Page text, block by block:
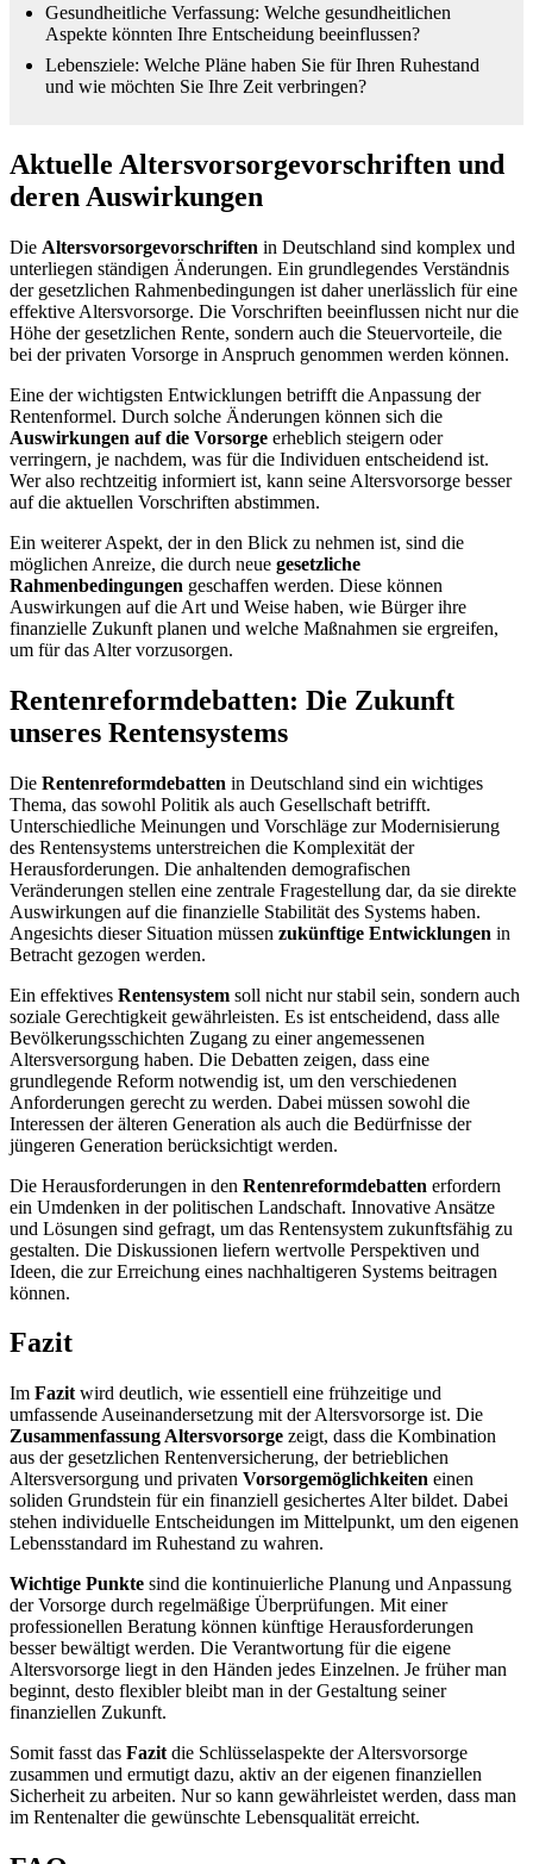
Gesundheitliche Verfassung: Welche gesundheitlichen
Aspekte könnten Ihre Entscheidung beeinflussen?
Lebensziele: Welche Pläne haben Sie für Ihren Ruhestand
und wie möchten Sie Ihre Zeit verbringen?
Aktuelle Altersvorsorgevorschriften und
deren Auswirkungen
Die Altersvorsorgevorschriften in Deutschland sind komplex und
unterliegen ständigen Änderungen. Ein grundlegendes Verständnis
der gesetzlichen Rahmenbedingungen ist daher unerlässlich für eine
effektive Altersvorsorge. Die Vorschriften beeinflussen nicht nur die
Höhe der gesetzlichen Rente, sondern auch die Steuervorteile, die
bei der privaten Vorsorge in Anspruch genommen werden können.
Eine der wichtigsten Entwicklungen betrifft die Anpassung der
Rentenformel. Durch solche Änderungen können sich die
Auswirkungen auf die Vorsorge erheblich steigern oder
verringern, je nachdem, was für die Individuen entscheidend ist.
Wer also rechtzeitig informiert ist, kann seine Altersvorsorge besser
auf die aktuellen Vorschriften abstimmen.
Ein weiterer Aspekt, der in den Blick zu nehmen ist, sind die
möglichen Anreize, die durch neue gesetzliche
Rahmenbedingungen geschaffen werden. Diese können
Auswirkungen auf die Art und Weise haben, wie Bürger ihre
finanzielle Zukunft planen und welche Maßnahmen sie ergreifen,
um für das Alter vorzusorgen.
Rentenreformdebatten: Die Zukunft
unseres Rentensystems
Die Rentenreformdebatten in Deutschland sind ein wichtiges
Thema, das sowohl Politik als auch Gesellschaft betrifft.
Unterschiedliche Meinungen und Vorschläge zur Modernisierung
des Rentensystems unterstreichen die Komplexität der
Herausforderungen. Die anhaltenden demografischen
Veränderungen stellen eine zentrale Fragestellung dar, da sie direkte
Auswirkungen auf die finanzielle Stabilität des Systems haben.
Angesichts dieser Situation müssen zukünftige Entwicklungen in
Betracht gezogen werden.
Ein effektives Rentensystem soll nicht nur stabil sein, sondern auch
soziale Gerechtigkeit gewährleisten. Es ist entscheidend, dass alle
Bevölkerungsschichten Zugang zu einer angemessenen
Altersversorgung haben. Die Debatten zeigen, dass eine
grundlegende Reform notwendig ist, um den verschiedenen
Anforderungen gerecht zu werden. Dabei müssen sowohl die
Interessen der älteren Generation als auch die Bedürfnisse der
jüngeren Generation berücksichtigt werden.
Die Herausforderungen in den Rentenreformdebatten erfordern
ein Umdenken in der politischen Landschaft. Innovative Ansätze
und Lösungen sind gefragt, um das Rentensystem zukunftsfähig zu
gestalten. Die Diskussionen liefern wertvolle Perspektiven und
Ideen, die zur Erreichung eines nachhaltigeren Systems beitragen
können.
Fazit
Im Fazit wird deutlich, wie essentiell eine frühzeitige und
umfassende Auseinandersetzung mit der Altersvorsorge ist. Die
Zusammenfassung Altersvorsorge zeigt, dass die Kombination
aus der gesetzlichen Rentenversicherung, der betrieblichen
Altersversorgung und privaten Vorsorgemöglichkeiten einen
soliden Grundstein für ein finanziell gesichertes Alter bildet. Dabei
stehen individuelle Entscheidungen im Mittelpunkt, um den eigenen
Lebensstandard im Ruhestand zu wahren.
Wichtige Punkte sind die kontinuierliche Planung und Anpassung
der Vorsorge durch regelmäßige Überprüfungen. Mit einer
professionellen Beratung können künftige Herausforderungen
besser bewältigt werden. Die Verantwortung für die eigene
Altersvorsorge liegt in den Händen jedes Einzelnen. Je früher man
beginnt, desto flexibler bleibt man in der Gestaltung seiner
finanziellen Zukunft.
Somit fasst das Fazit die Schlüsselaspekte der Altersvorsorge
zusammen und ermutigt dazu, aktiv an der eigenen finanziellen
Sicherheit zu arbeiten. Nur so kann gewährleistet werden, dass man
im Rentenalter die gewünschte Lebensqualität erreicht.